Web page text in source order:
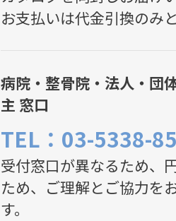
お支払いは代金引換のみ
病院・整骨院・法人・団
主 窓口
TEL：03-5338-
受付窓口が異なるため、
ため、ご理解とご協力を
す。